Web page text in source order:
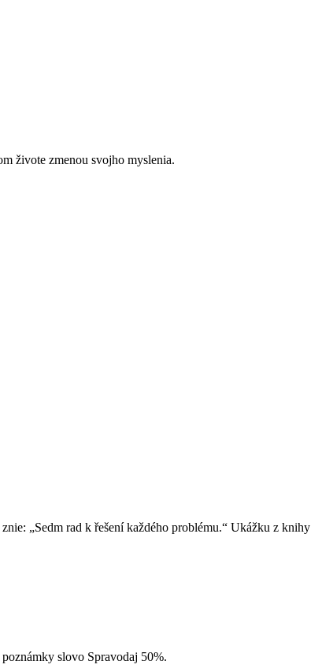
živote zmenou svojho myslenia.
„Sedm rad k řešení každého problému.“ Ukážku z knihy
slovo Spravodaj 50%.